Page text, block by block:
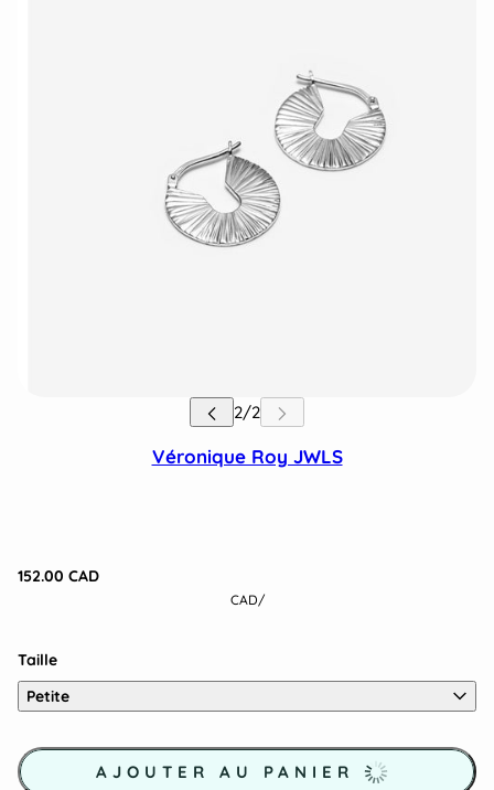
Véronique Roy JWLS
152.00 CAD
CAD/
Taille
Petite
AJOUTER AU PANIER